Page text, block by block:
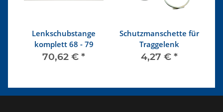
Lenkschubstange
komplett 68 - 79
70,62 € *
Schutzmanschette für
Traggelenk
4,27 € *